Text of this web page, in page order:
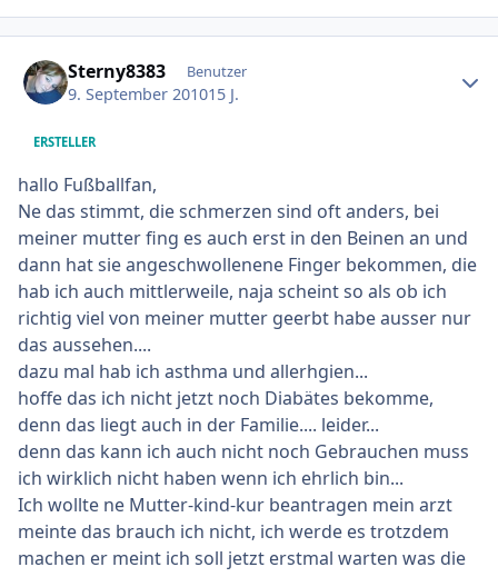
Sterny8383 Benutzer
9. September 201015 J.
ERSTELLER
hallo Fußballfan,
Ne das stimmt, die schmerzen sind oft anders, bei
meiner mutter fing es auch erst in den Beinen an und
dann hat sie angeschwollenene Finger bekommen, die
hab ich auch mittlerweile, naja scheint so als ob ich
richtig viel von meiner mutter geerbt habe ausser nur
das aussehen....
dazu mal hab ich asthma und allerhgien...
hoffe das ich nicht jetzt noch Diabätes bekomme,
denn das liegt auch in der Familie.... leider...
denn das kann ich auch nicht noch Gebrauchen muss
ich wirklich nicht haben wenn ich ehrlich bin...
Ich wollte ne Mutter-kind-kur beantragen mein arzt
meinte das brauch ich nicht, ich werde es trotzdem
machen er meint ich soll jetzt erstmal warten was die